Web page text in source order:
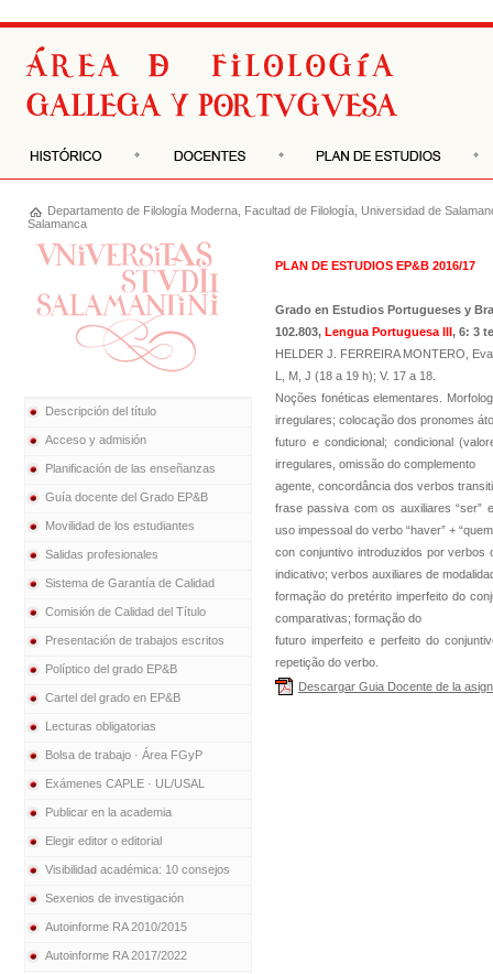
Departamento de Filología Moderna Facultad de Filología Universidad de
Salamanca
Descripción del título
Acceso y admisión
Planificación de las enseñanzas
Guía docente del Grado EP&B
Movilidad de los estudiantes
Salidas profesionales
Sistema de Garantía de Calidad
Comisión de Calidad del Título
Presentación de trabajos escritos
Políptico del grado EP&B
Cartel del grado en EP&B
Lecturas obligatorias
Bolsa de trabajo · Área FGyP
Exámenes CAPLE · UL/USAL
Publicar en la academia
Elegir editor o editorial
Visibilidad académica: 10 consejos
Sexenios de investigación
Autoinforme RA 2010/2015
Autoinforme RA 2017/2022
PLAN DE ESTUDIOS EP&B 2016/17
Grado en Estudios Portugueses y
102.803, Lengua Portuguesa III, 6: 3
HELDER J. FERREIRA MONTERO,
L, M, J (18 a 19 h); V. 17 a 18.
Noções fonéticas elementares.
irregulares; colocação dos pronomes
futuro e condicional; condicional
irregulares, omissão do complemento
agente, concordância dos verbos
frase passiva com os auxiliares “ser”
uso impessoal do verbo “haver” +
con conjuntivo introduzidos por
indicativo; verbos auxiliares de
formação do pretérito imperfeito do
comparativas; formação do
futuro imperfeito e perfeito do
repetição do verbo.
Descargar Guia Docente de la